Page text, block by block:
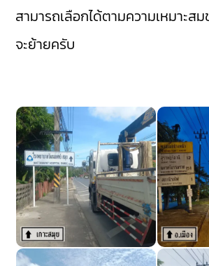
สามารถเลือกได้ตามความเหมาะส
จะย้ายครับ